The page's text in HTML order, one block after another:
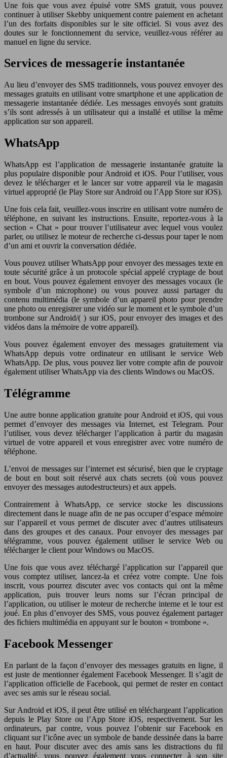
Une fois que vous avez épuisé votre SMS gratuit, vous pouvez
continuer à utiliser Skebby uniquement contre paiement en achetant
l’un des forfaits disponibles sur le site officiel. Si vous avez des
doutes sur le fonctionnement du service, veuillez-vous référer au
manuel en ligne du service.
Services de messagerie instantanée
Au lieu d’envoyer des SMS traditionnels, vous pouvez envoyer des
messages gratuits en utilisant votre smartphone et une application de
messagerie instantanée dédiée. Les messages envoyés sont gratuits
s’ils sont adressés à un utilisateur qui a installé et utilise la même
application sur son appareil.
WhatsApp
WhatsApp est l’application de messagerie instantanée gratuite la
plus populaire disponible pour Android et iOS. Pour l’utiliser, vous
devez le télécharger et le lancer sur votre appareil via le magasin
virtuel approprié (le Play Store sur Android ou l’App Store sur iOS).
Une fois cela fait, veuillez-vous inscrire en utilisant votre numéro de
téléphone, en suivant les instructions. Ensuite, reportez-vous à la
section « Chat » pour trouver l’utilisateur avec lequel vous voulez
parler, ou utilisez le moteur de recherche ci-dessus pour taper le nom
d’un ami et ouvrir la conversation dédiée.
Vous pouvez utiliser WhatsApp pour envoyer des messages texte en
toute sécurité grâce à un protocole spécial appelé cryptage de bout
en bout. Vous pouvez également envoyer des messages vocaux (le
symbole d’un microphone) ou vous pouvez aussi partager du
contenu multimédia (le symbole d’un appareil photo pour prendre
une photo ou enregistrer une vidéo sur le moment et le symbole d’un
trombone sur Android/( ) sur iOS, pour envoyer des images et des
vidéos dans la mémoire de votre appareil).
Vous pouvez également envoyer des messages gratuitement via
WhatsApp depuis votre ordinateur en utilisant le service Web
WhatsApp. De plus, vous pouvez lier votre compte afin de pouvoir
également utiliser WhatsApp via des clients Windows ou MacOS.
Télégramme
Une autre bonne application gratuite pour Android et iOS, qui vous
permet d’envoyer des messages via Internet, est Telegram. Pour
l’utiliser, vous devez télécharger l’application à partir du magasin
virtuel de votre appareil et vous enregistrer avec votre numéro de
téléphone.
L’envoi de messages sur l’internet est sécurisé, bien que le cryptage
de bout en bout soit réservé aux chats secrets (où vous pouvez
envoyer des messages autodestructeurs) et aux appels.
Contrairement à WhatsApp, ce service stocke les discussions
directement dans le nuage afin de ne pas occuper d’espace mémoire
sur l’appareil et vous permet de discuter avec d’autres utilisateurs
dans des groupes et des canaux. Pour envoyer des messages par
télégramme, vous pouvez également utiliser le service Web ou
télécharger le client pour Windows ou MacOS.
Une fois que vous avez téléchargé l’application sur l’appareil que
vous comptez utiliser, lancez-la et créez votre compte. Une fois
inscrit, vous pourrez discuter avec vos contacts qui ont la même
application, puis trouver leurs noms sur l’écran principal de
l’application, ou utiliser le moteur de recherche interne et le tour est
joué. En plus d’envoyer des SMS, vous pouvez également partager
des fichiers multimédia en appuyant sur le bouton « trombone ».
Facebook Messenger
En parlant de la façon d’envoyer des messages gratuits en ligne, il
est juste de mentionner également Facebook Messenger. Il s’agit de
l’application officielle de Facebook, qui permet de rester en contact
avec ses amis sur le réseau social.
Sur Android et iOS, il peut être utilisé en téléchargeant l’application
depuis le Play Store ou l’App Store iOS, respectivement. Sur les
ordinateurs, par contre, vous pouvez l’obtenir sur Facebook en
cliquant sur l’icône avec un symbole de bande dessinée dans la barre
en haut. Pour discuter avec des amis sans les distractions du fil
d’actualité, vous pouvez également vous connecter à son site